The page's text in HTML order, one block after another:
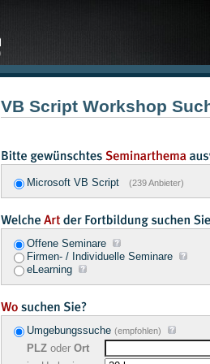
VB Script Workshop
Microsoft VB Script (239 Anbieter)
Offene Seminare
Firmen- / Individuelle Seminare
eLearning
Umgebungssuche (empfohlen)
PLZ oder Ort